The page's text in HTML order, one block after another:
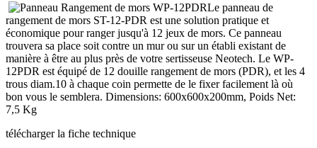
Le panneau de
rangement de mors ST-12-PDR est une solution pratique et
économique pour ranger jusqu'à 12 jeux de mors. Ce panneau
trouvera sa place soit contre un mur ou sur un établi existant de
manière à être au plus près de votre sertisseuse Neotech. Le WP-
12PDR est équipé de 12 douille rangement de mors (PDR), et les 4
trous diam.10 à chaque coin permette de le fixer facilement là où
bon vous le semblera. Dimensions: 600x600x200mm, Poids Net:
7,5 Kg
télécharger la fiche technique